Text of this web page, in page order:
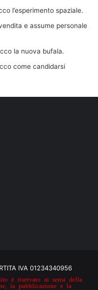
l’esperimento spaziale.
e assume personale
la nuova bufala.
come candidarsi
IVA 01234340956
è riservato ai sensi della
la pubblicazione e la